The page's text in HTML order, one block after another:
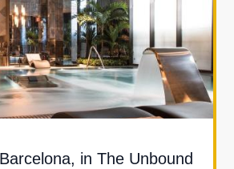
in The Unbound